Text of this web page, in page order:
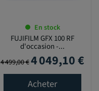
En stock
FUJIFILM GFX 100 RF
d'occasion -...
Prix de base
4 499,00 €Prix
4 049,10 €
Acheter